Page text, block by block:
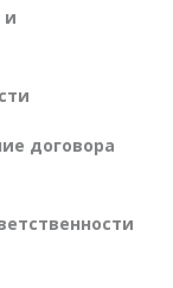
и
договора